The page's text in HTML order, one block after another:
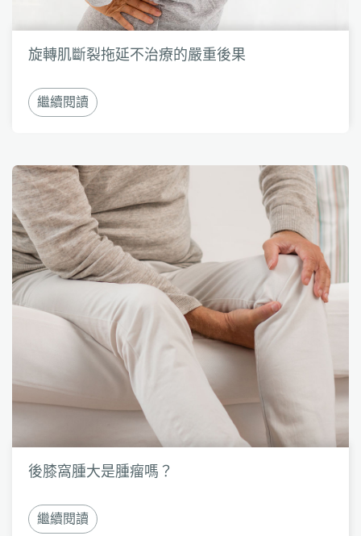
旋轉肌斷裂拖延不治療的嚴重後果
繼續閱讀
後膝窩腫大是腫瘤嗎？
繼續閱讀